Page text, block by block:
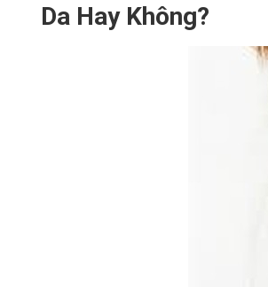
Da Hay Không?